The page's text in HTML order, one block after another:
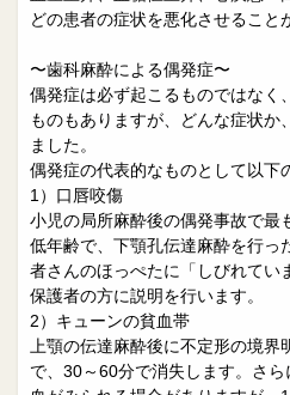
どの患者の症状を悪化させること
〜歯科麻酔による偶発症〜
偶発症は必ず起こるものではなく
ものもありますが、どんな症状か
ました。
偶発症の代表的なものとして以下
1）口唇咬傷
小児の局所麻酔後の偶発事故で最
低年齢で、下顎孔伝達麻酔を行っ
者さんのほっぺたに「しびれてい
保護者の方に説明を行います。
2）キューンの貧血帯
上顎の伝達麻酔後に不定形の境
で、30～60分で消失します。さ